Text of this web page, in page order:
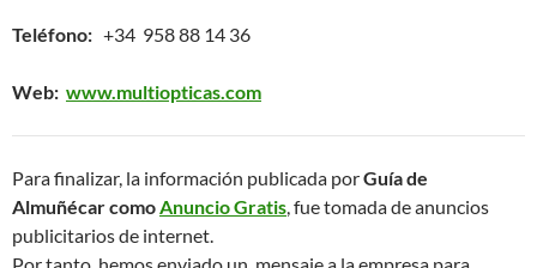
Teléfono: +34 958 88 14 36
Web: www.multiopticas.com
Para finalizar, la información publicada porGuía de
Almuñécar como Anuncio Gratis , fue tomada de anuncios
publicitarios de internet.